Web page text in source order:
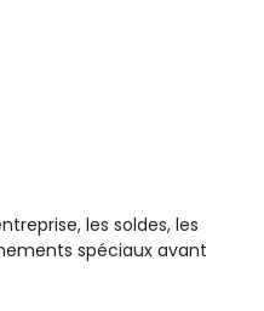
les soldes, les
spéciaux avant